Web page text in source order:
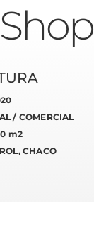
/ COMERCIAL
m2
CHACO